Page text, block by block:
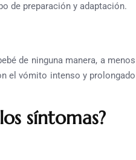
de preparación y adaptación.
de ninguna manera, a menos
el vómito intenso y prolongado
síntomas?